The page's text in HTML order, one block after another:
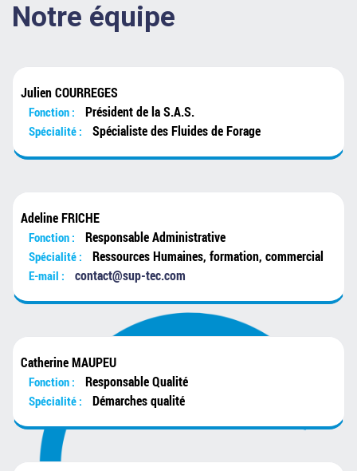
Notre équipe
Julien COURREGES
Fonction : Président de la S.A.S.
Spécialité : Spécialiste des Fluides de Forage
Adeline FRICHE
Fonction : Responsable Administrative
Spécialité : Ressources Humaines, formation, commercial
E-mail : contact@sup-tec.com
Catherine MAUPEU
Fonction : Responsable Qualité
Spécialité : Démarches qualité